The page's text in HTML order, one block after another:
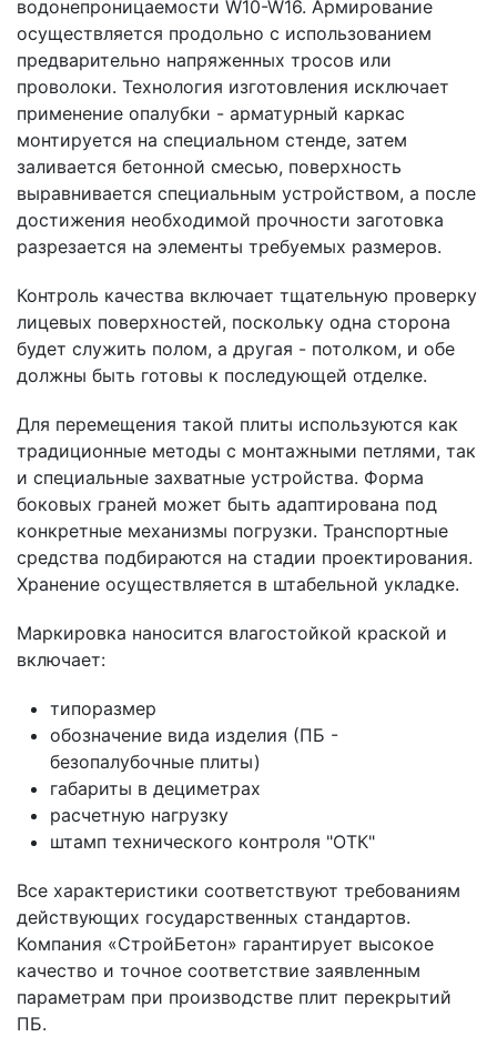
водонепроницаемости W10-W16. Армирование
осуществляется продольно с использованием
предварительно напряженных тросов или
проволоки. Технология изготовления исключает
применение опалубки - арматурный каркас
монтируется на специальном стенде, затем
заливается бетонной смесью, поверхность
выравнивается специальным устройством, а после
достижения необходимой прочности заготовка
разрезается на элементы требуемых размеров.
Контроль качества включает тщательную проверку
лицевых поверхностей, поскольку одна сторона
будет служить полом, а другая - потолком, и обе
должны быть готовы к последующей отделке.
Для перемещения такой плиты используются как
традиционные методы с монтажными петлями, так
и специальные захватные устройства. Форма
боковых граней может быть адаптирована под
конкретные механизмы погрузки. Транспортные
средства подбираются на стадии проектирования.
Хранение осуществляется в штабельной укладке.
Маркировка наносится влагостойкой краской и
включает:
типоразмер
обозначение вида изделия (ПБ -
безопалубочные плиты)
габариты в дециметрах
расчетную нагрузку
штамп технического контроля "ОТК"
Все характеристики соответствуют требованиям
действующих государственных стандартов.
Компания «СтройБетон» гарантирует высокое
качество и точное соответствие заявленным
параметрам при производстве плит перекрытий
ПБ.